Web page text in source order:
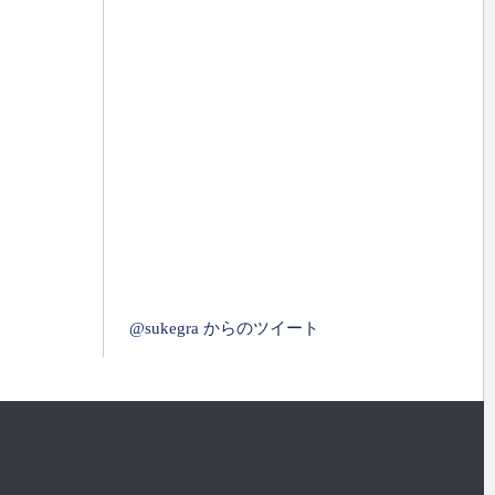
@sukegra からのツイート